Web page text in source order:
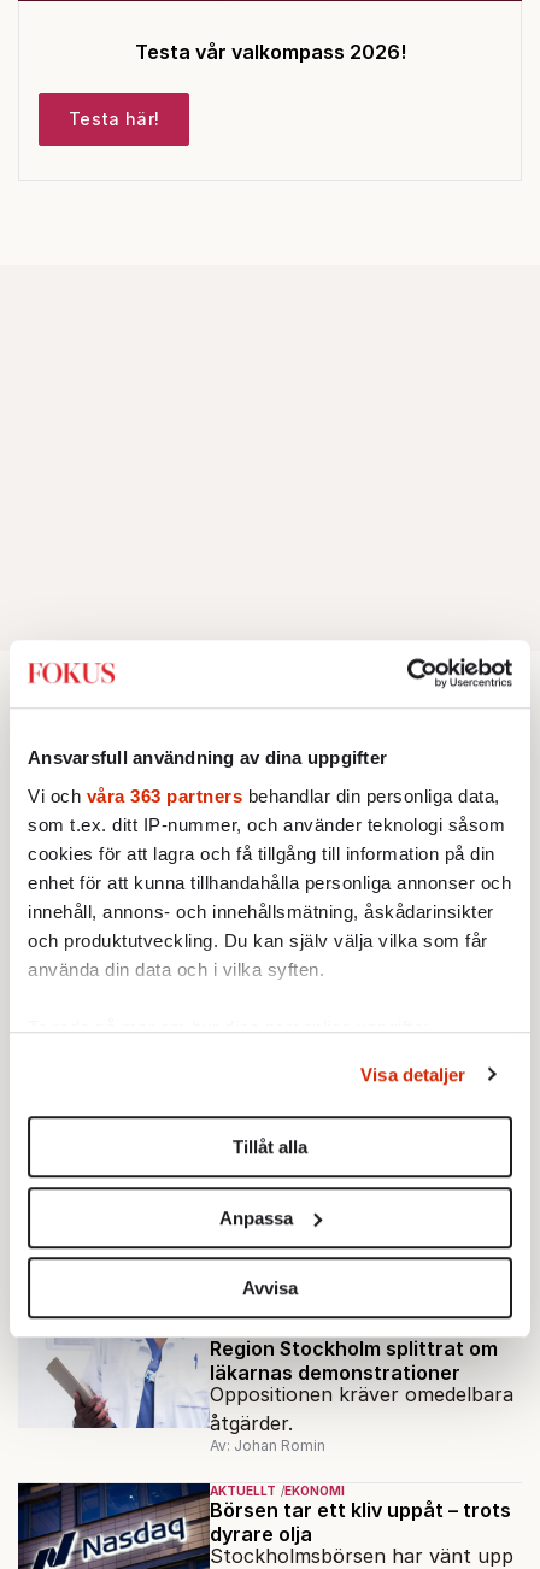
Ansvarsfull användning av dina uppgifter
Vi och våra 363 partners behandlar din personliga data,
som t.ex. ditt IP-nummer, och använder teknologi såsom
cookies för att lagra och få tillgång till information på din
enhet för att kunna tillhandahålla personliga annonser och
innehåll, annons- och innehållsmätning, åskådarinsikter
och produktutveckling. Du kan själv välja vilka som får
använda din data och i vilka syften.
Ta reda på mer om hur dina personliga uppgifter
Du kan ändra eller dra tillbaka ditt samtycke när som
helst från cookie-förklaringen.
Vi använder enhetsidentifierare för att anpassa innehållet
för sociala medier och analysera vår trafik. Vi
vidarebefordrar även sådana identifierare och annan
information från din enhet till de sociala medier och
annons- och analysföretag som vi samarbetar med.
Dessa kan i sin tur kombinera informationen med annan
information som du har tillhandahållit eller som de har
samlat in när du har använt deras tjänster.
Om du vill läsa mer om hur vi hanterar personuppgifter
Visa detaljer
Tillåt alla
Anpassa
Avvisa
Testa vår valkompass 2026!
Testa här!
Aktuellt
Snart krävs leg för att begå
brott – i tv-spel
Nya krav på ålderskontroller
väcker frågan om den anonyma
nätanvändaren snart är ett
minne blott.
AKTUELLT INRIKES
LHB-förbundet menar att Pride
inte accepterar avvikande
rörelsen. "Vi har inga problem
med transpersoner", säger
ordföranden Linn Saarinen.
Av: Johan Romin•
Bryssels stora klimatdilemma
klimatambitioner med bibehållen
konkurrenskraft.
Av: Martin Berg
Region Stockholm splittrat om
läkarnas demonstrationer
Oppositionen kräver omedelbara
åtgärder.
Av: Johan Romin
AKTUELLT EKONOMI
Börsen tar ett kliv uppåt – trots
dyrare olja
Stockholmsbörsen har vänt upp